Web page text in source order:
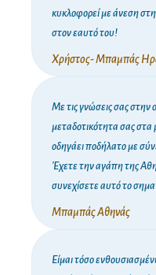
κυκλοφορεί με άνεση
στον εαυτό του!
Χρήστος- Μπαμπάς
Με τις γνώσεις σας στην
μεταδοτικότητα σας στα
οδηγάει ποδήλατο με
Έχετε την αγάπη της
συνεχίσετε αυτό το
Μπαμπάς Αθηνάς
Είμαι τόσο